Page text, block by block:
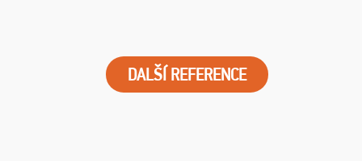
DALŠÍ REFERENCE